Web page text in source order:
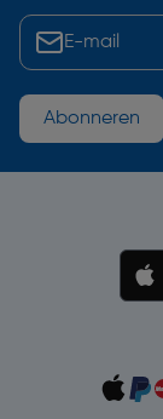
Abonneren